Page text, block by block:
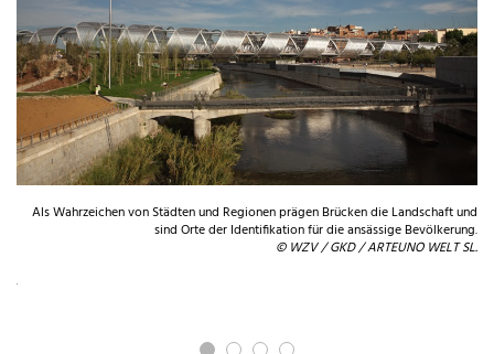
Als Wahrzeichen von Städten und Regionen prägen Brücken die Landschaft und
sind Orte der Identifikation für die ansässige Bevölkerung.
© WZV / GKD / ARTEUNO WELT SL.